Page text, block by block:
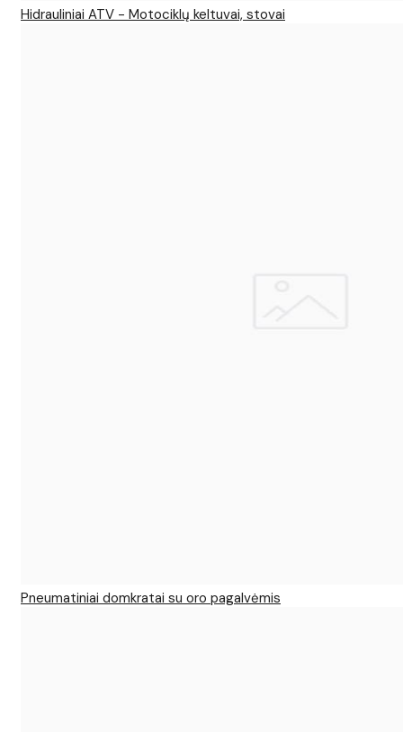
Hidrauliniai ATV - Motociklų keltuvai, stovai
Pneumatiniai domkratai su oro pagalvėmis